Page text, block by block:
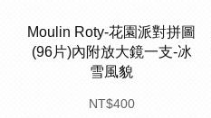
Moulin Roty-花園派對拼圖
(96片)內附放大鏡一支-冰
雪風貌
NT$400